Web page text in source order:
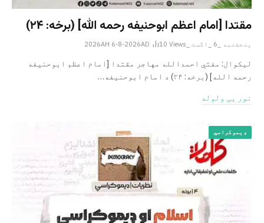
مقتدا [امام اعظم ابوحنیفه رحمه الله‎] (برخه: ۲۴)
پنجشنبه _6 _اگست _2026AH 6-8-2026AD 10 Views
لیکوال: مفتي احمدالله مهاجر مقتدا [امام اعظم ابوحنیفه
رحمه الله‎] (برخه: ۲۴) د امام ابوحنيفه…
نور یی ولوله
ډیموکراسي